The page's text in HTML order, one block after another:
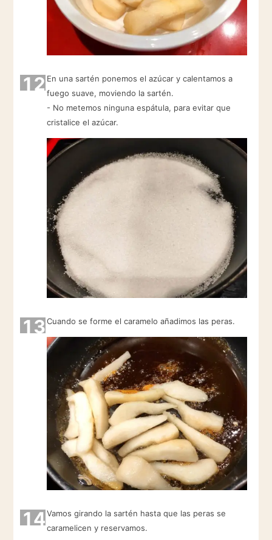
12 En una sartén ponemos el azúcar y calentamos a
fuego suave, moviendo la sartén.
- No metemos ninguna espátula, para evitar que
cristalice el azúcar.
13Cuando se forme el caramelo añadimos las peras.
14Vamos girando la sartén hasta que las peras se
caramelicen y reservamos.